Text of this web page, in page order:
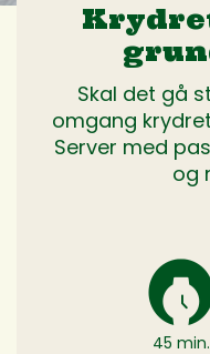
Skal det gå
omgang
Server med
og
45 min.